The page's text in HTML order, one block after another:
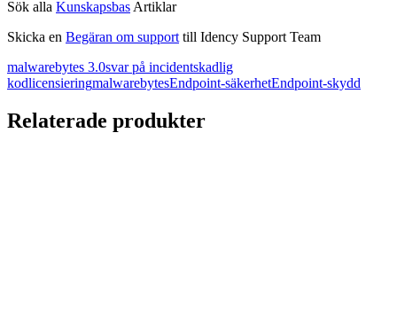
Sök alla Kunskapsbas Artiklar
Skicka en Begäran om support till Idency Support Team
malwarebytes 3.0svar på incidentskadlig
kodlicensieringmalwarebytesEndpoint-säkerhetEndpoint-skydd
Relaterade produkter